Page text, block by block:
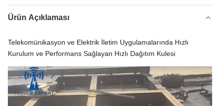
Ürün Açıklaması
Telekomünikasyon ve Elektrik İletim Uygulamalarında Hızlı
Kurulum ve Performans Sağlayan Hızlı Dağıtım Kulesi